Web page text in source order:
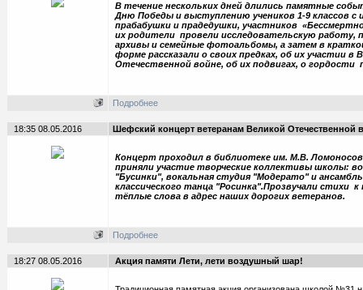
В течение нескольких дней длились памятные
Дню Победы и выступлению учеников 1-9 классов с
прабабушки и прадедушки, участников
их родители провели исследовательскую работу,
архивы и семейные фотоальбомы, а затем в
форме рассказали о своих предках, об их участии в
Отечественной войне, об их подвигах, о гордости
Подробнее
18:35 08.05.2016 Шефский концерт ветеранам Великой Отечественной
Концерт проходил в библиотеке им. М.В.
приняли участие творческие коллективы школы:
"Бусинки", вокальная студия "Модерато" и
классического танца "Росинка".Прозвучали стихи к
тёплые слова в адрес наших дорогих ветеранов.
Подробнее
18:27 08.05.2016 Акция памяти Лети, лети воздушный шар!